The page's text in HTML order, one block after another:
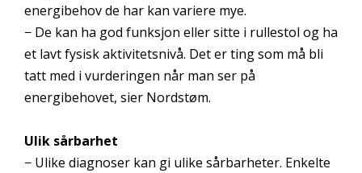
energibehov de har kan variere mye.
− De kan ha god funksjon eller sitte i rullestol og ha
et lavt fysisk aktivitetsnivå. Det er ting som må bli
tatt med i vurderingen når man ser på
energibehovet, sier Nordstøm.
Ulik sårbarhet
− Ulike diagnoser kan gi ulike sårbarheter. Enkelte